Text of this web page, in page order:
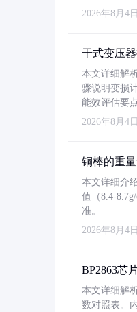
2026年8月4日
干式变压
本文详细解
骤说明变损
能效评估要点
2026年8月4日
铜棒的重
本文详细介
值（8.4-
准。
2026年8月4日
BP2863芯
本文详细解
数对照表。